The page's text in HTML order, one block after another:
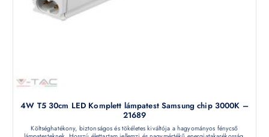
4W T5 30cm LED Komplett lámpatest Samsung chip 3000K –
21689
Költséghatékony, biztonságos és tökéletes kiváltója a hagyományos fénycső